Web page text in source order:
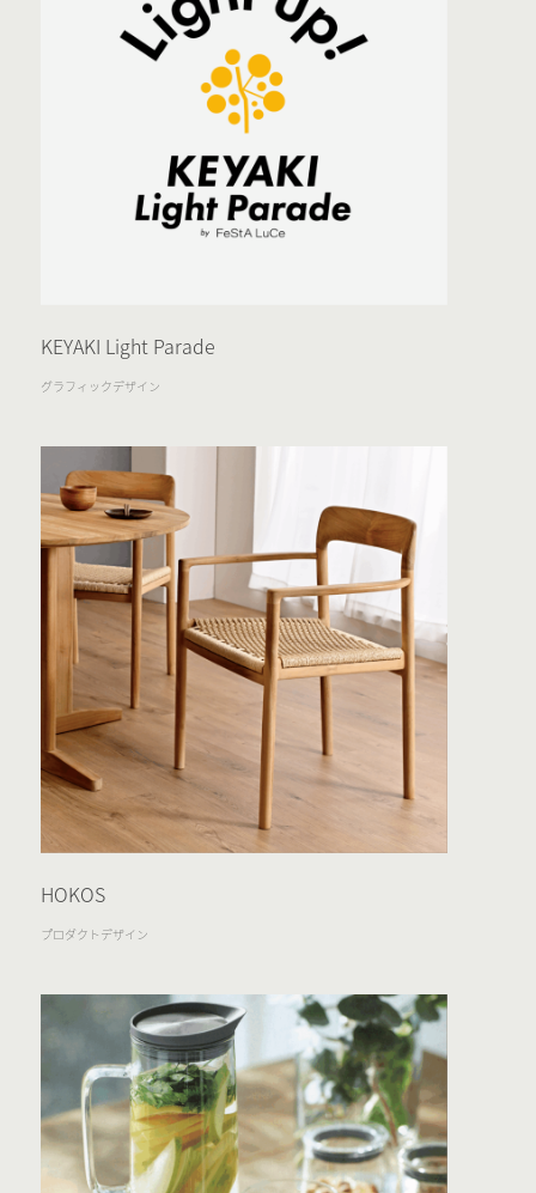
KEYAKI Light Parade
グラフィックデザイン
HOKOS
プロダクトデザイン